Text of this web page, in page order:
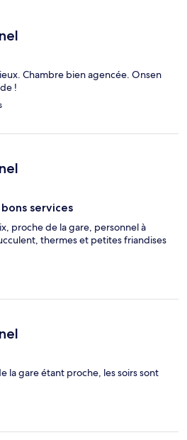
Chambre bien agencée. Onsen
!
services
proche de la gare, personnel à
thermes et petites friandises
la gare étant proche, les soirs sont